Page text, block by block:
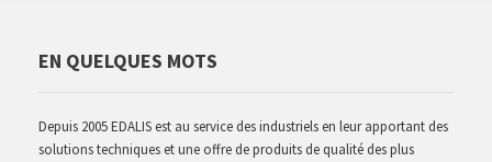
EN QUELQUES MOTS
Depuis 2005 EDALIS est au service des industriels en leur apportant des
solutions techniques et une offre de produits de qualité des plus